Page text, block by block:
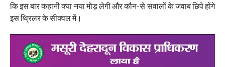
कि इस बार कहानी क्या नया मोड़ लेगी और कौन-से सवालों के जवाब छिपे होंगे
इस थ्रिलर के सीक्वल में।